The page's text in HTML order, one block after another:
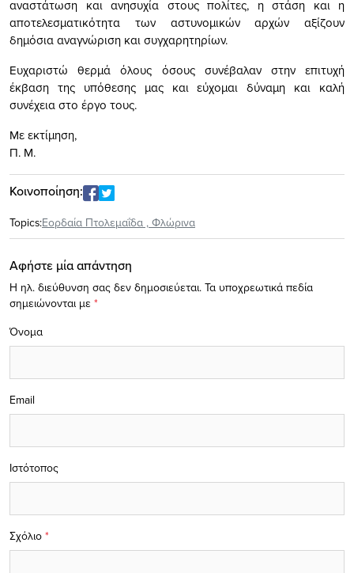
αναστάτωση και ανησυχία στους πολίτες, η στάση και η
αποτελεσματικότητα των αστυνομικών αρχών αξίζουν
δημόσια αναγνώριση και συγχαρητηρίων.
Ευχαριστώ θερμά όλους όσους συνέβαλαν στην επιτυχή
έκβαση της υπόθεσης μας και εύχομαι δύναμη και καλή
συνέχεια στο έργο τους.
Με εκτίμηση,
Π. Μ.
Κοινοποίηση:
Topics:Εορδαία Πτολεμαΐδα , Φλώρινα
Αφήστε μία απάντηση
Η ηλ. διεύθυνση σας δεν δημοσιεύεται. Τα υποχρεωτικά πεδία
σημειώνονται με *
Σχόλιο *
Όνομα
Email
Ιστότοπος